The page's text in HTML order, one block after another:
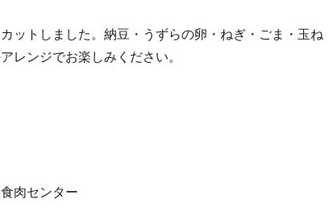
ットしました。納豆・うずらの卵・ねぎ・ごま・玉ね
レンジでお楽しみください。
肉センター